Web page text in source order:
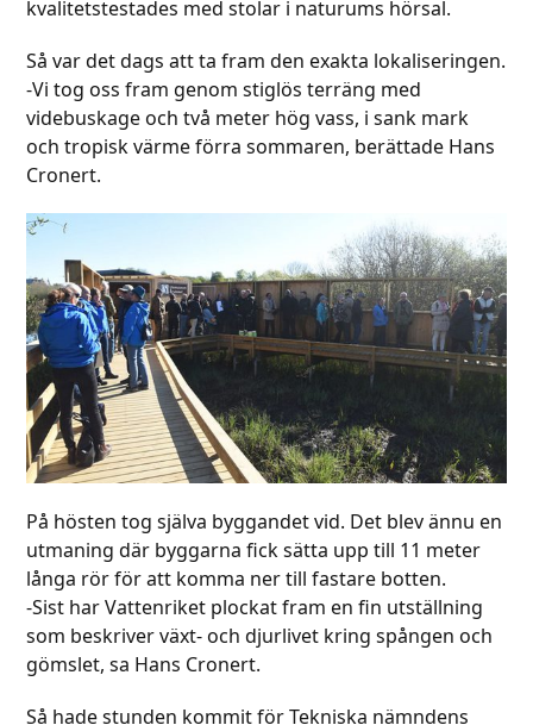
kvalitetstestades med stolar i naturums hörsal.
Så var det dags att ta fram den exakta lokaliseringen.
-Vi tog oss fram genom stiglös terräng med
videbuskage och två meter hög vass, i sank mark
och tropisk värme förra sommaren, berättade Hans
Cronert.
På hösten tog själva byggandet vid. Det blev ännu en
utmaning där byggarna fick sätta upp till 11 meter
långa rör för att komma ner till fastare botten.
-Sist har Vattenriket plockat fram en fin utställning
som beskriver växt- och djurlivet kring spången och
gömslet, sa Hans Cronert.
Så hade stunden kommit för Tekniska nämndens